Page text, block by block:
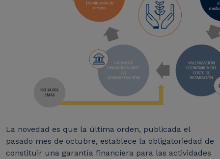
La novedad es que la última orden, publicada el
pasado mes de octubre, establece la obligatoriedad de
constituir una garantía financiera para las actividades